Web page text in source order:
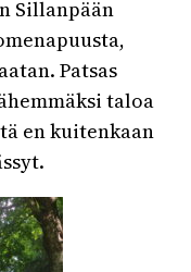
Sillanpään
Patsas
taloa
en kuitenkaan